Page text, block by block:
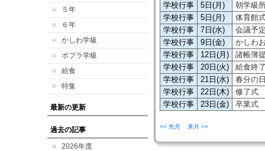
５年
６年
かしわ学級
ポプラ学級
給食
特集
最新の更新
過去の記事
2026年度
学校行事
5日(月)
朝学級
学校行事
5日(月)
体育館
学校行事
7日(水)
会議予
学校行事
9日(金)
かしわ
学校行事
12日(月)
諸帳簿
学校行事
20日(火)
給食終
学校行事
21日(水)
春分の
学校行事
22日(木)
修了式
学校行事
23日(金) 卒業式
<< 先月 来月 >>